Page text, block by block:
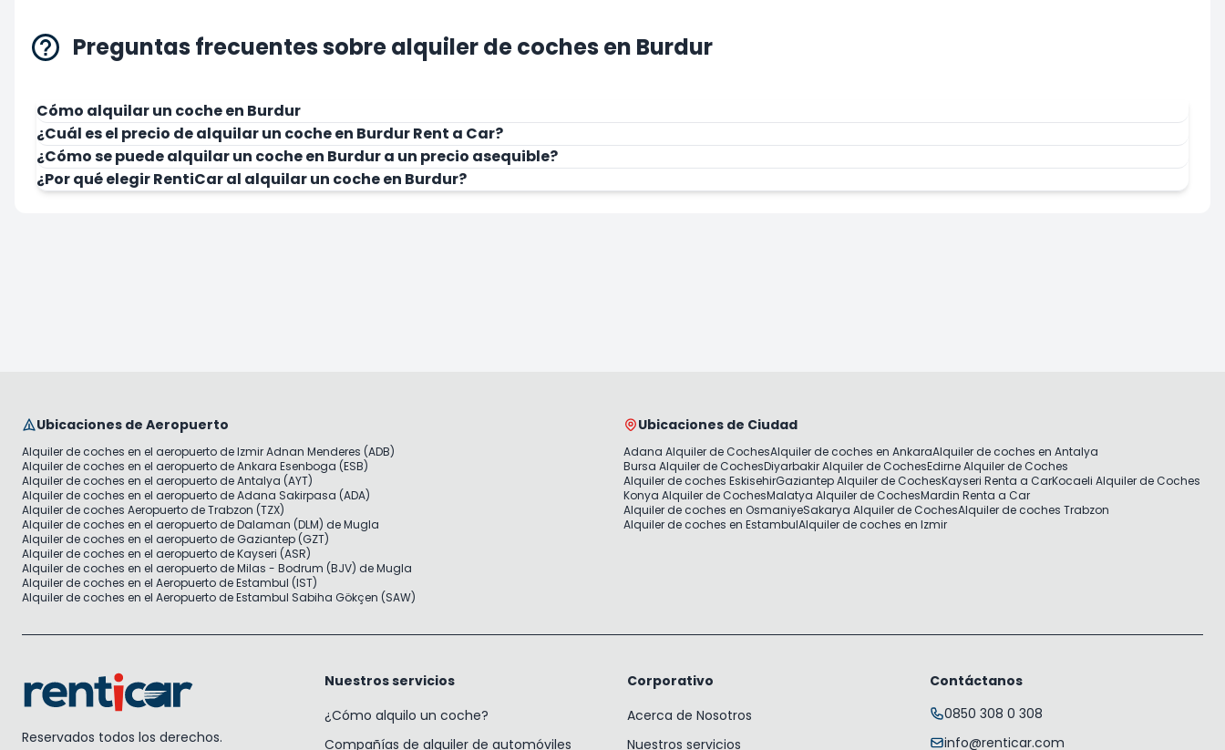
Preguntas frecuentes sobre alquiler de coches en Burdur
Cómo alquilar un coche en Burdur
¿Cuál es el precio de alquilar un coche en Burdur Rent a Car?
¿Cómo se puede alquilar un coche en Burdur a un precio asequible?
¿Por qué elegir RentiCar al alquilar un coche en Burdur?
Ubicaciones de Aeropuerto
Alquiler de coches en el aeropuerto de Izmir Adnan Menderes (ADB)
Alquiler de coches en el aeropuerto de Ankara Esenboga (ESB)
Alquiler de coches en el aeropuerto de Antalya (AYT)
Alquiler de coches en el aeropuerto de Adana Sakirpasa (ADA)
Alquiler de coches Aeropuerto de Trabzon (TZX)
Alquiler de coches en el aeropuerto de Dalaman (DLM) de Mugla
Alquiler de coches en el aeropuerto de Gaziantep (GZT)
Alquiler de coches en el aeropuerto de Kayseri (ASR)
Alquiler de coches en el aeropuerto de Milas - Bodrum (BJV) de Mugla
Alquiler de coches en el Aeropuerto de Estambul (IST)
Alquiler de coches en el Aeropuerto de Estambul Sabiha Gökçen (SAW)
Ubicaciones de Ciudad
Adana Alquiler de CochesAlquiler de coches en AnkaraAlquiler de coches en Antalya
Bursa Alquiler de CochesDiyarbakir Alquiler de CochesEdirne Alquiler de Coches
Alquiler de coches EskisehirGaziantep Alquiler de CochesKayseri Renta a CarKocaeli Alquiler de Coches
Konya Alquiler de CochesMalatya Alquiler de CochesMardin Renta a Car
Alquiler de coches en OsmaniyeSakarya Alquiler de CochesAlquiler de coches Trabzon
Alquiler de coches en EstambulAlquiler de coches en Izmir
Reservados todos los derechos.
Nuestros servicios
¿Cómo alquilo un coche?
Compañías de alquiler de automóviles
Corporativo
Acerca de Nosotros
Nuestros servicios
Contáctanos
0850 308 0 308
info@renticar.com